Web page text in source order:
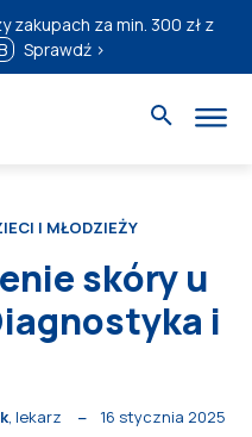
zakupach za min. 300 zł z
Sprawdź ›
I MŁODZIEŻY
skóry u
i
, lekarz 16 stycznia 2025